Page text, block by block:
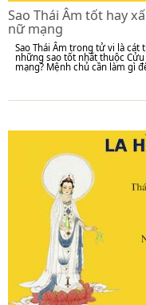
Sao Thái Âm tốt hay
nữ mạng
Sao Thái Âm trong tử vi là
những sao tốt nhất thuộc
mạng? Mệnh chủ cần làm gì